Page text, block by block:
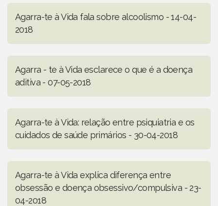
Agarra-te à Vida fala sobre alcoolismo - 14-04-
2018
Agarra - te à Vida esclarece o que é a doença
aditiva - 07-05-2018
Agarra-te à Vida: relação entre psiquiatria e os
cuidados de saúde primários - 30-04-2018
Agarra-te à Vida explica diferença entre
obsessão e doença obsessivo/compulsiva - 23-
04-2018